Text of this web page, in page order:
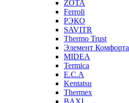
ZOTA
Ferroli
РЭКО
SAVITR
Thermo Trust
Элемент Комфорта
MIDEA
Termica
E.C.A
Kentatsu
Thermex
BAXI